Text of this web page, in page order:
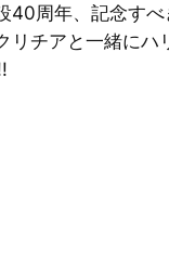
40周年、記念す
リチアと一緒にハ